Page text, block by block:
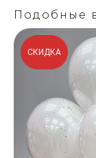
Подобные
СКИДКА